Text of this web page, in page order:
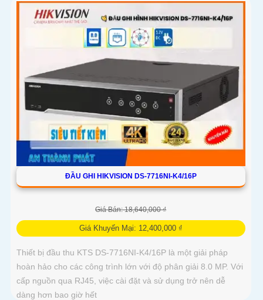
ĐẦU GHI HIKVISION DS-7716NI-K4/16P
Giá Bán: 18,640,000 ₫
Giá Khuyến Mại: 12,400,000 ₫
Thiết bị đầu thu KTS DS-7716NI-K4/16P là một giải pháp
hoàn hảo cho các công trình lớn với độ phân giải 8.0 MP. Với
cấp nguồn qua RJ45, việc cài đặt và sử dụng trở nên dễ
dàng hơn bao giờ hết